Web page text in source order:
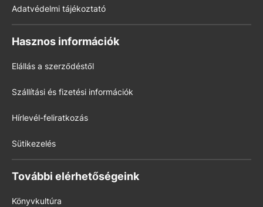
Adatvédelmi tájékoztató
Hasznos információk
Elállás a szerződéstől
Szállítási és fizetési információk
Hírlevél-feliratkozás
Sütikezelés
További elérhetőségeink
Könyvkultúra